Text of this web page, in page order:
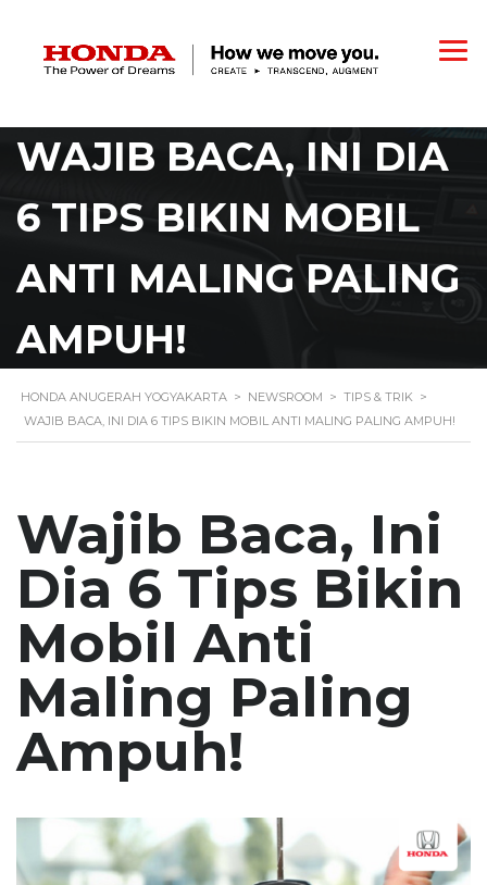
WAJIB BACA, INI DIA
6 TIPS BIKIN MOBIL
ANTI MALING PALING
AMPUH!
HONDA ANUGERAH YOGYAKARTA > NEWSROOM > TIPS & TRIK >
WAJIB BACA, INI DIA 6 TIPS BIKIN MOBIL ANTI MALING PALING AMPUH!
Wajib Baca, Ini
Dia 6 Tips Bikin
Mobil Anti
Maling Paling
Ampuh!